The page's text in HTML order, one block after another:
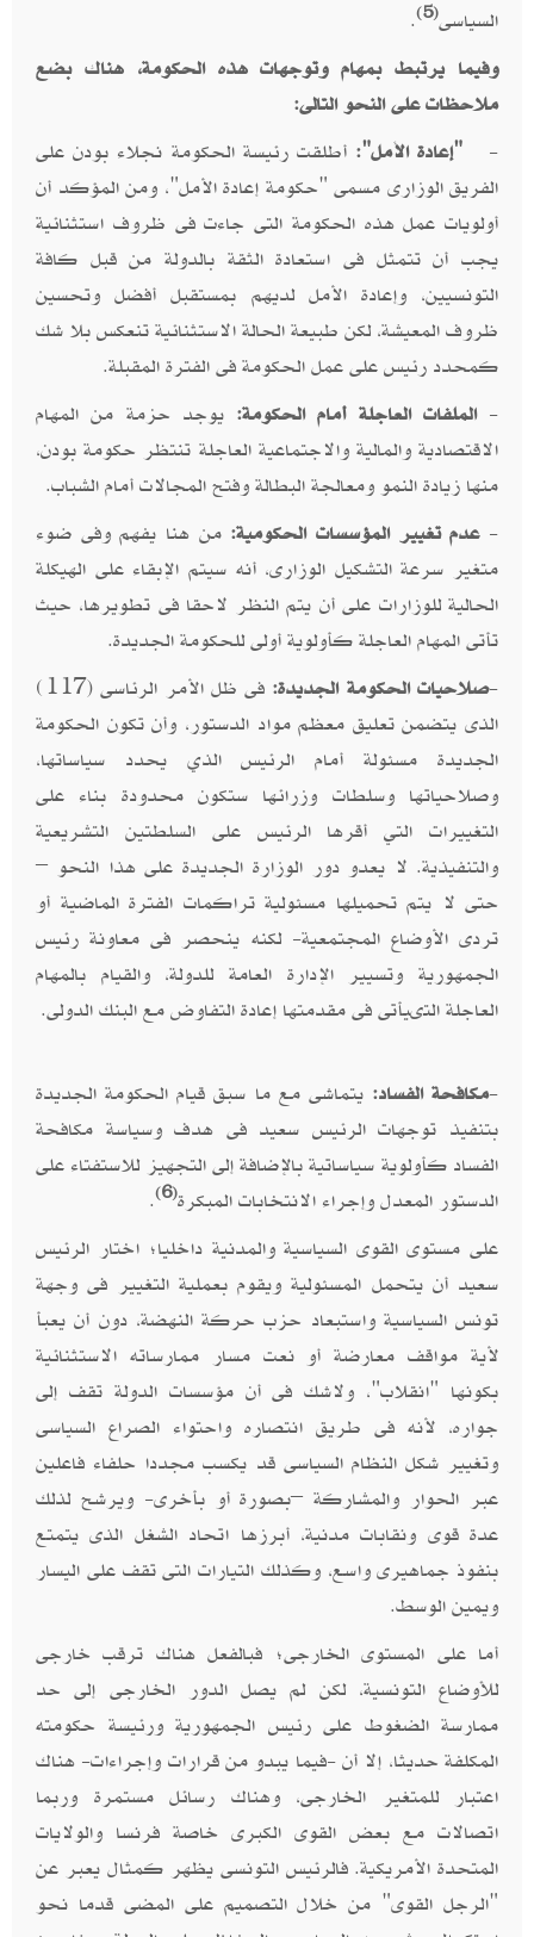
السياسى(5)
.
وفيما يرتبط بمهام وتوجهات هذه الحكومة، هناك بضع
ملاحظات على النحو التالى:
- "إعادة الأمل": أطلقت رئيسة الحكومة نجلاء بودن على
الفريق الوزارى مسمى "حكومة إعادة الأمل"، ومن المؤكد أن
أولويات عمل هذه الحكومة التى جاءت فى ظروف استثنائية
يجب أن تتمثل فى استعادة الثقة بالدولة من قبل كافة
التونسيين، وإعادة الأمل لديهم بمستقبل أفضل وتحسين
ظروف المعيشة، لكن طبيعة الحالة الاستثنائية تنعكس بلا شك
كمحدد رئيس على عمل الحكومة فى الفترة المقبلة.
-الملفات العاجلة أمام الحكومة:يوجد حزمة من المهام
الاقتصادية والمالية والاجتماعية العاجلة تنتظر حكومة بودن،
منها زيادة النمو ومعالجة البطالة وفتح المجالات أمام الشباب.
-عدم تغيير المؤسسات الحكومية:من هنا يفهم وفى ضوء
متغير سرعة التشكيل الوزارى، أنه سيتم الإبقاء على الهيكلة
الحالية للوزارات على أن يتم النظر لاحقا فى تطويرها، حيث
تأتى المهام العاجلة كأولوية أولى للحكومة الجديدة.
-صلاحيات الحكومة الجديدة:
فى ظل الأمر الرئاسى (117)
الذى يتضمن تعليق معظم مواد الدستور، وأن تكون الحكومة
الجديدة مسئولة أمام الرئيس الذي يحدد سياساتها،
وصلاحياتها وسلطات وزرائها ستكون محدودة بناء على
التغييرات التي أقرها الرئيس على السلطتين التشريعية
والتنفيذية. لا يعدو دور الوزارة الجديدة على هذا النحو –
حتى لا يتم تحميلها مسئولية تراكمات الفترة الماضية أو
تردى الأوضاع المجتمعية- لكنه ينحصر فى معاونة رئيس
الجمهورية وتسيير الإدارة العامة للدولة، والقيام بالمهام
العاجلة التىيأتى فى مقدمتها إعادة التفاوض مع البنك الدولى.
-مكافحة الفساد:يتماشى مع ما سبق قيام الحكومة الجديدة
بتنفيذ توجهات الرئيس سعيد فى هدف وسياسة مكافحة
الفساد كأولوية سياساتية بالإضافة إلى التجهيز للاستفتاء على
الدستور المعدل وإجراء الانتخابات المبكرة(6)
.
على مستوى القوى السياسية والمدنية داخليا؛ اختار الرئيس
سعيد أن يتحمل المسئولية ويقوم بعملية التغيير فى وجهة
تونس السياسية واستبعاد حزب حركة النهضة، دون أن يعبأ
لأية مواقف معارضة أو نعت مسار ممارساته الاستثنائية
بكونها "انقلاب"، ولاشك فى أن مؤسسات الدولة تقف إلى
جواره، لأنه فى طريق انتصاره واحتواء الصراع السياسى
وتغيير شكل النظام السياسى قد يكسب مجددا حلفاء فاعلين
عبر الحوار والمشاركة –بصورة أو بأخرى- ويرشح لذلك
عدة قوى ونقابات مدنية، أبرزها اتحاد الشغل الذى يتمتع
بنفوذ جماهيرى واسع، وكذلك التيارات التى تقف على اليسار
ويمين الوسط.
أما على المستوى الخارجى؛ فبالفعل هناك ترقب خارجى
للأوضاع التونسية، لكن لم يصل الدور الخارجى إلى حد
ممارسة الضغوط على رئيس الجمهورية ورئيسة حكومته
المكلفة حديثا، إلا أن -فيما يبدو من قرارات وإجراءات- هناك
اعتبار للمتغير الخارجى، وهناك رسائل مستمرة وربما
اتصالات مع بعض القوى الكبرى خاصة فرنسا والولايات
المتحدة الأمريكية. فالرئيس التونسى يظهر كمثال يعبر عن
"الرجل القوى" من خلال التصميم على المضى قدما نحو